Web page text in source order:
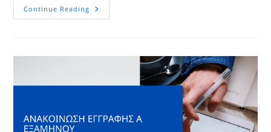
Continue Reading ΑΝΑΚΟΙΝΩΣΗ
ΥΠΟΤΡΟΦΙΕΣ